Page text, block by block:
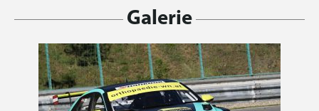
Galerie